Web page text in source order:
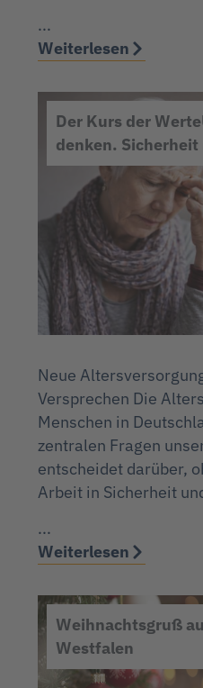
...
Weiterlesen
Der Kurs der
denken.
Neue
Versprechen Die
Menschen in
zentralen Fragen
entscheidet darüber,
Arbeit in Sicherheit
...
Weiterlesen
Weihnachtsgruß
Westfalen